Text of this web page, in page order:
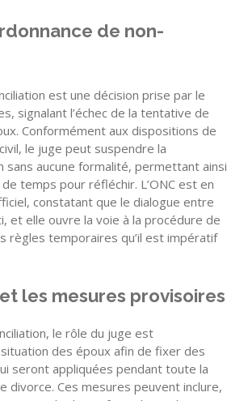
de non-
est une décision prise par le
signalant l’échec de la tentative de
Conformément aux dispositions de
le juge peut suspendre la
sans aucune formalité, permettant ainsi
temps pour réfléchir. L’ONC est en
constatant que le dialogue entre
et elle ouvre la voie à la procédure de
règles temporaires qu’il est impératif
les mesures provisoires
le rôle du juge est
des époux afin de fixer des
seront appliquées pendant toute la
divorce. Ces mesures peuvent inclure,